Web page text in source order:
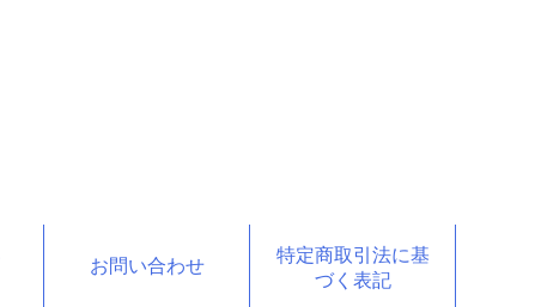
お問い合わせ
特定商取引法に基
づく表記